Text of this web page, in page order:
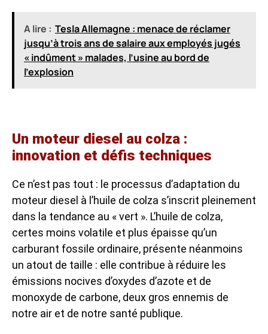
A lire : Tesla Allemagne : menace de réclamer
jusqu’à trois ans de salaire aux employés jugés
« indûment » malades, l’usine au bord de
l’explosion
Un moteur diesel au colza :
innovation et défis techniques
Ce n’est pas tout : le processus d’adaptation du
moteur diesel à l’huile de colza s’inscrit pleinement
dans la tendance au « vert ». L’huile de colza,
certes moins volatile et plus épaisse qu’un
carburant fossile ordinaire, présente néanmoins
un atout de taille : elle contribue à réduire les
émissions nocives d’oxydes d’azote et de
monoxyde de carbone, deux gros ennemis de
notre air et de notre santé publique.